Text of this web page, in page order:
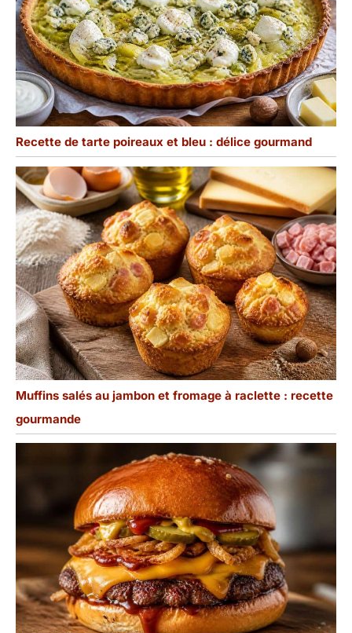
Recette de tarte poireaux et bleu : délice gourmand
Muffins salés au jambon et fromage à raclette : recette
gourmande